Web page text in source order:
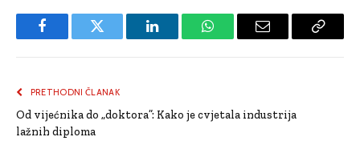
FacebookTwitter LinkedInWhatsAppEmail
Copy
PRETHODNI ČLANAK
Od vijećnika do „doktora”: Kako je cvjetala industrija
lažnih diploma